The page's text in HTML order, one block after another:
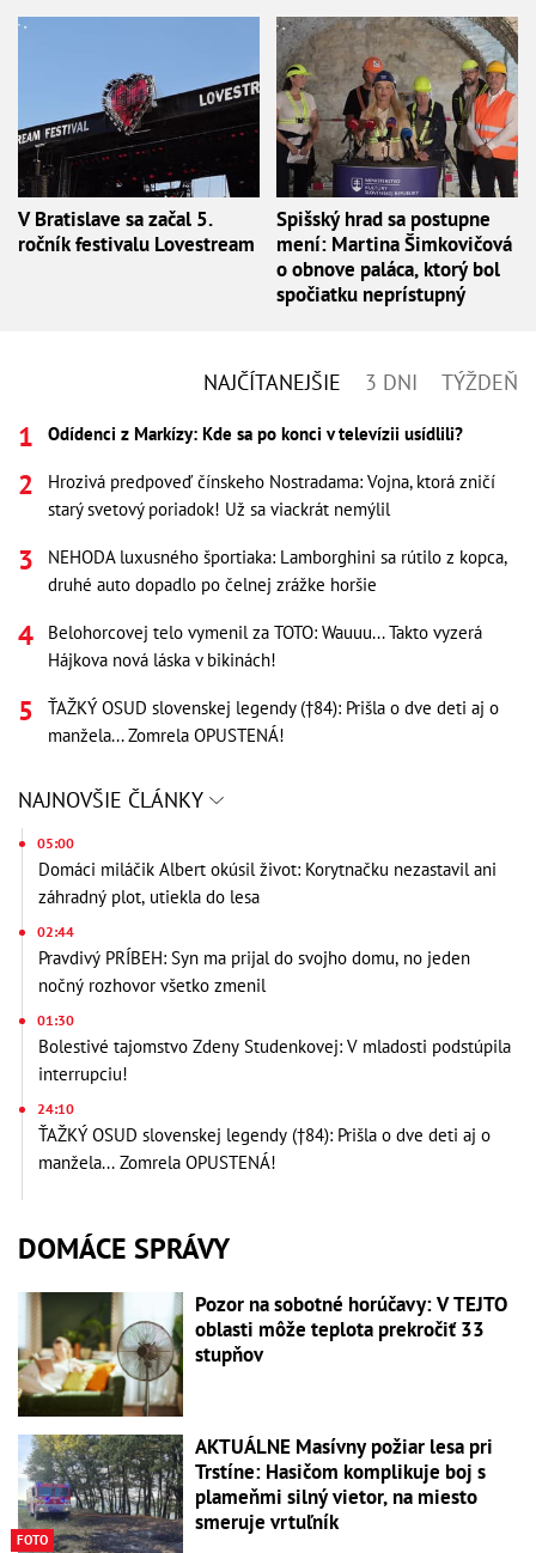
V Bratislave sa začal 5.
ročník festivalu Lovestream
Spišský hrad sa postupne
mení: Martina Šimkovičová
o obnove paláca, ktorý bol
spočiatku neprístupný
NAJČÍTANEJŠIE 3 DNI TÝŽDEŇ
Odídenci z Markízy: Kde sa po konci v televízii usídlili?
Hrozivá predpoveď čínskeho Nostradama: Vojna, ktorá zničí
starý svetový poriadok! Už sa viackrát nemýlil
NEHODA luxusného športiaka: Lamborghini sa rútilo z kopca,
druhé auto dopadlo po čelnej zrážke horšie
Belohorcovej telo vymenil za TOTO: Wauuu... Takto vyzerá
Hájkova nová láska v bikinách!
ŤAŽKÝ OSUD slovenskej legendy (†84): Prišla o dve deti aj o
manžela... Zomrela OPUSTENÁ!
NAJNOVŠIE ČLÁNKY
05:00
Domáci miláčik Albert okúsil život: Korytnačku nezastavil ani
záhradný plot, utiekla do lesa
02:44
Pravdivý PRÍBEH: Syn ma prijal do svojho domu, no jeden
nočný rozhovor všetko zmenil
01:30
Bolestivé tajomstvo Zdeny Studenkovej: V mladosti podstúpila
interrupciu!
24:10
ŤAŽKÝ OSUD slovenskej legendy (†84): Prišla o dve deti aj o
manžela... Zomrela OPUSTENÁ!
DOMÁCE SPRÁVY
Pozor na sobotné horúčavy: V TEJTO
oblasti môže teplota prekročiť 33
stupňov
FOTO
AKTUÁLNE Masívny požiar lesa pri
Trstíne: Hasičom komplikuje boj s
plameňmi silný vietor, na miesto
smeruje vrtuľník